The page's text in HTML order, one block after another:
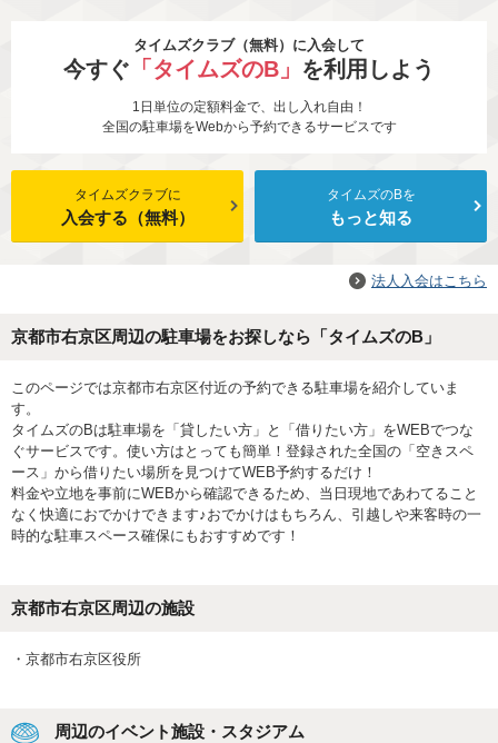
タイムズクラブ（無料）に入会して
今すぐ 「タイムズのB」 を利用しよう
1日単位の定額料金で、出し入れ自由！
全国の駐車場をWebから予約できるサービスです
タイムズクラブに
入会する（無料）
タイムズのBを
もっと知る
法人入会はこちら
京都市右京区周辺の駐車場をお探しなら「タイムズのB」
このページでは京都市右京区付近の予約できる駐車場を紹介していま
す。
タイムズのBは駐車場を「貸したい方」と「借りたい方」をWEBでつな
ぐサービスです。使い方はとっても簡単！登録された全国の「空きスペ
ース」から借りたい場所を見つけてWEB予約するだけ！
料金や立地を事前にWEBから確認できるため、当日現地であわてること
なく快適におでかけできます♪おでかけはもちろん、引越しや来客時の一
時的な駐車スペース確保にもおすすめです！
京都市右京区周辺の施設
・ 京都市右京区役所
周辺のイベント施設・スタジアム